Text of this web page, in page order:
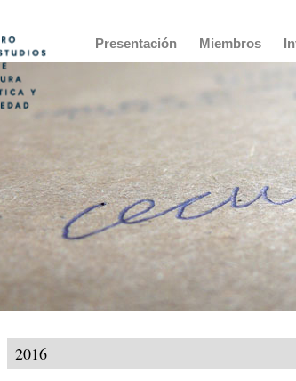
MainPresentación Miembros
2016